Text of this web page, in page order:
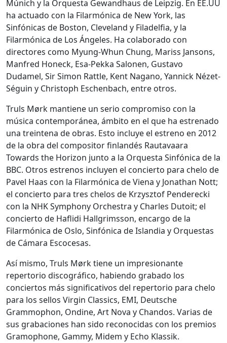
Múnich y la Orquesta Gewandhaus de Leipzig. En EE.UU
ha actuado con la Filarmónica de New York, las
Sinfónicas de Boston, Cleveland y Filadelfia, y la
Filarmónica de Los Ángeles. Ha colaborado con
directores como Myung-Whun Chung, Mariss Jansons,
Manfred Honeck, Esa-Pekka Salonen, Gustavo
Dudamel, Sir Simon Rattle, Kent Nagano, Yannick Nézet-
Séguin y Christoph Eschenbach, entre otros.
Truls Mørk mantiene un serio compromiso con la
música contemporánea, ámbito en el que ha estrenado
una treintena de obras. Esto incluye el estreno en 2012
de la obra del compositor finlandés Rautavaara
Towards the Horizon junto a la Orquesta Sinfónica de la
BBC. Otros estrenos incluyen el concierto para chelo de
Pavel Haas con la Filarmónica de Viena y Jonathan Nott;
el concierto para tres chelos de Krzysztof Penderecki
con la NHK Symphony Orchestra y Charles Dutoit; el
concierto de Haflidi Hallgrimsson, encargo de la
Filarmónica de Oslo, Sinfónica de Islandia y Orquestas
de Cámara Escocesas.
Así mismo, Truls Mørk tiene un impresionante
repertorio discográfico, habiendo grabado los
conciertos más significativos del repertorio para chelo
para los sellos Virgin Classics, EMI, Deutsche
Grammophon, Ondine, Art Nova y Chandos. Varias de
sus grabaciones han sido reconocidas con los premios
Gramophone, Gammy, Midem y Echo Klassik.